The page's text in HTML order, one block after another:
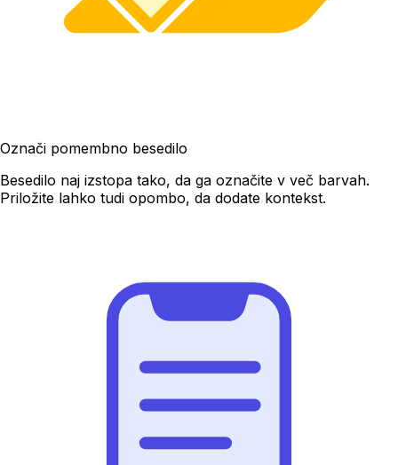
Označi pomembno besedilo
Besedilo naj izstopa tako, da ga označite v več barvah.
Priložite lahko tudi opombo, da dodate kontekst.